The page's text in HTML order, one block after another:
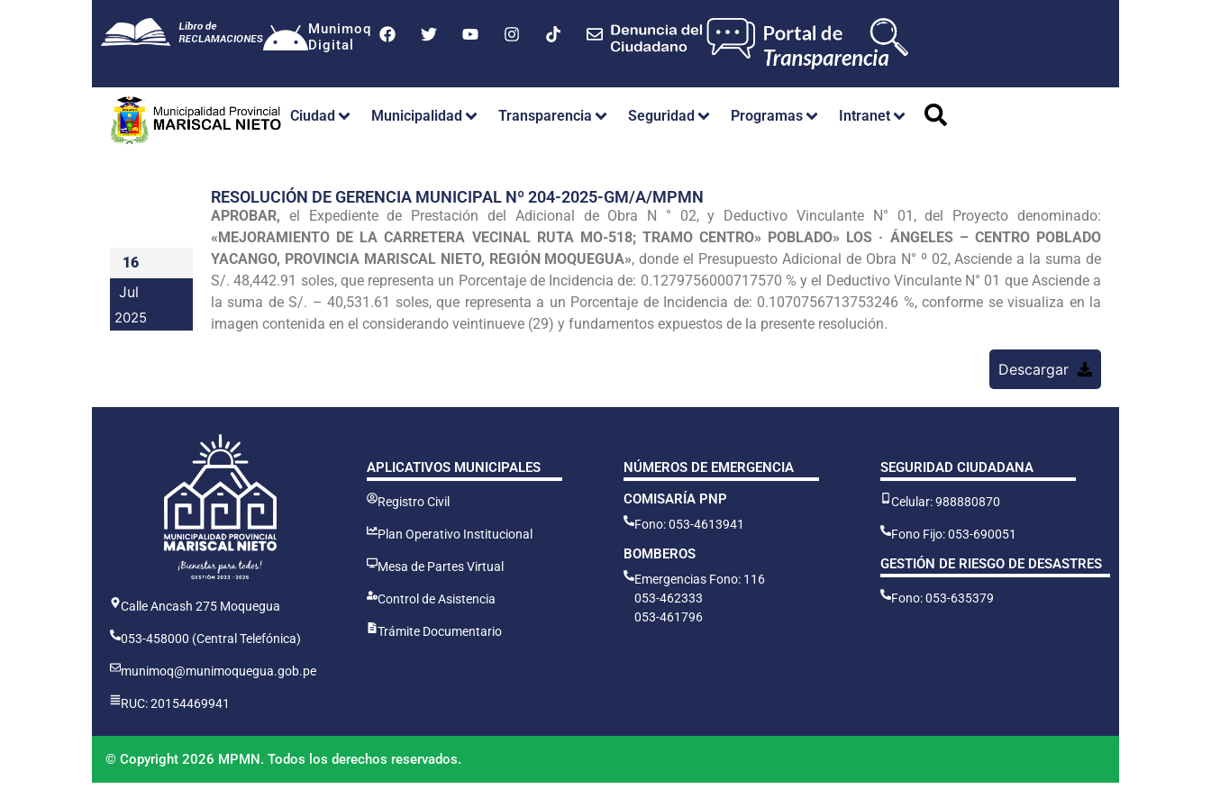
Munimoq
Digital
Ciudad Municipalidad Transparencia Seguridad Programas Intranet
16
Jul
2025
RESOLUCIÓN DE GERENCIA MUNICIPAL Nº 204-2025-GM/A/MPMN
APROBAR, el Expediente de Prestación del Adicional de Obra N ° 02, y Deductivo Vinculante N° 01, del Proyecto denominado:
«MEJORAMIENTO DE LA CARRETERA VECINAL RUTA MO-518; TRAMO CENTRO» POBLADO» LOS · ÁNGELES – CENTRO POBLADO
YACANGO, PROVINCIA MARISCAL NIETO, REGIÓN MOQUEGUA», donde el Presupuesto Adicional de Obra N° º 02, Asciende a la suma de
S/. 48,442.91 soles, que representa un Porcentaje de Incidencia de: 0.1279756000717570 % y el Deductivo Vinculante N° 01 que Asciende a
la suma de S/. – 40,531.61 soles, que representa a un Porcentaje de Incidencia de: 0.1070756713753246 %, conforme se visualiza en la
imagen contenida en el considerando veintinueve (29) y fundamentos expuestos de la presente resolución.
Descargar
Calle Ancash 275 Moquegua
053-458000 (Central Telefónica)
munimoq@munimoquegua.gob.pe
RUC: 20154469941
APLICATIVOS MUNICIPALES
Registro Civil
Plan Operativo Institucional
Mesa de Partes Virtual
Control de Asistencia
Trámite Documentario
NÚMEROS DE EMERGENCIA
COMISARÍA PNP
Fono: 053-4613941
BOMBEROS
Emergencias Fono: 116
053-462333
053-461796
SEGURIDAD CIUDADANA
Celular: 988880870
Fono Fijo: 053-690051
GESTIÓN DE RIESGO DE DESASTRES
Fono: 053-635379
© Copyright 2026 MPMN. Todos los derechos reservados.